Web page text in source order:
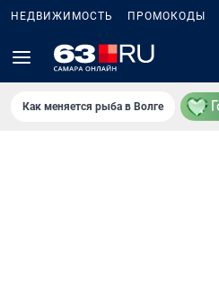
НЕДВИЖИМОСТЬ ПРОМОКОДЫ
Как меняется рыба в Волге